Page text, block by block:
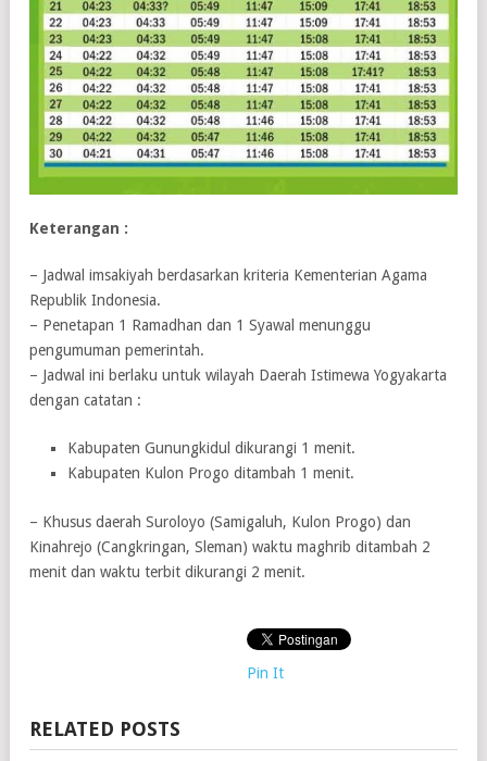
Keterangan :
– Jadwal imsakiyah berdasarkan kriteria Kementerian Agama
Republik Indonesia.
– Penetapan 1 Ramadhan dan 1 Syawal menunggu
pengumuman pemerintah.
– Jadwal ini berlaku untuk wilayah Daerah Istimewa Yogyakarta
dengan catatan :
Kabupaten Gunungkidul dikurangi 1 menit.
Kabupaten Kulon Progo ditambah 1 menit.
– Khusus daerah Suroloyo (Samigaluh, Kulon Progo) dan
Kinahrejo (Cangkringan, Sleman) waktu maghrib ditambah 2
menit dan waktu terbit dikurangi 2 menit.
Pin It
RELATED POSTS